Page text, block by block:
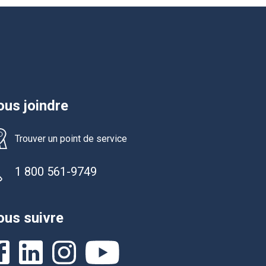
joindre
Trouver un point de service
1 800 561-9749
suivre